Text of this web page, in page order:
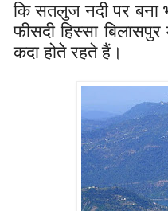
कि सतलुज नदी पर बना
फीसदी हिस्सा
कदा होतेे रहते हैं।